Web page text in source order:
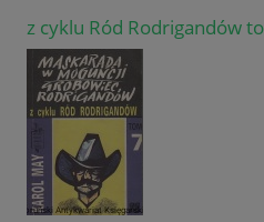
z cyklu Ród Rodrigandów